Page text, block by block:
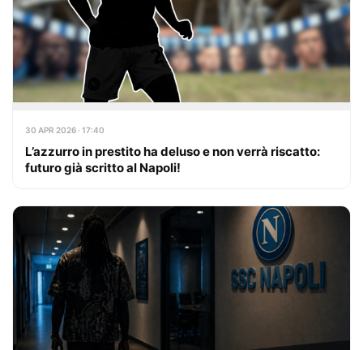
30 APR 2026 · 17:40
L’azzurro in prestito ha deluso e non verrà riscatto:
futuro già scritto al Napoli!